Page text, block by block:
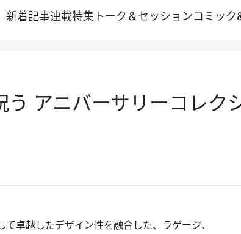
新着記事連載特集 トーク＆セッションコミック
う アニバーサリーコレク
卓越したデザイン性を融合した、ラゲージ、